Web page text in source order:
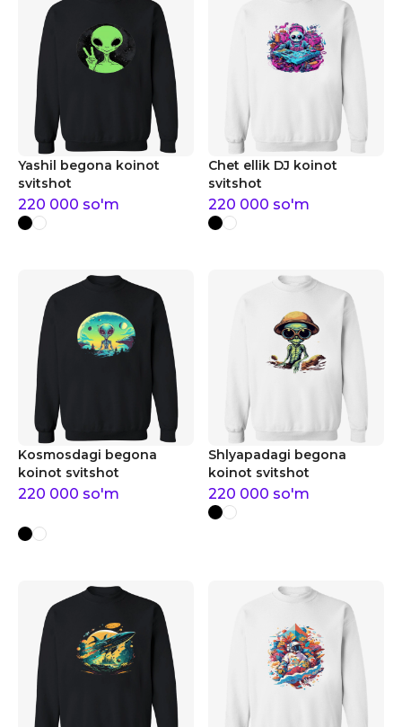
Yashil begona koinot
svitshot
220 000 so'm
Chet ellik DJ koinot
svitshot
220 000 so'm
Kosmosdagi begona
koinot svitshot
220 000 so'm
Shlyapadagi begona
koinot svitshot
220 000 so'm